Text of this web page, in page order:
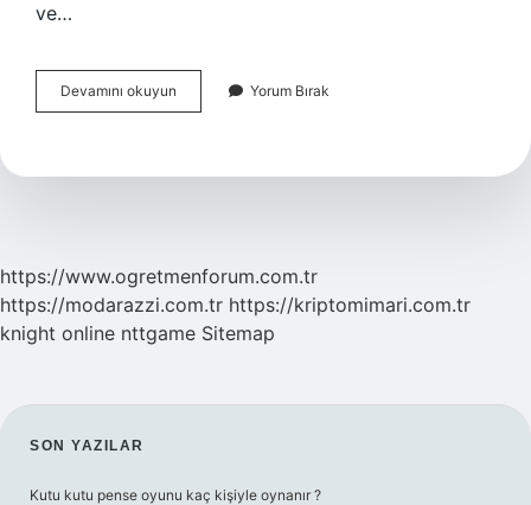
ve…
Devamını okuyun Holokost
Ne
Yorum Bırak
https://www.ogretmenforum.com.tr
https://modarazzi.com.tr https://kriptomimari.com.tr
knight online nttgame Sitemap
SIDEBAR
SON YAZILAR
Kutu kutu pense oyunu kaç kişiyle oynanır ?